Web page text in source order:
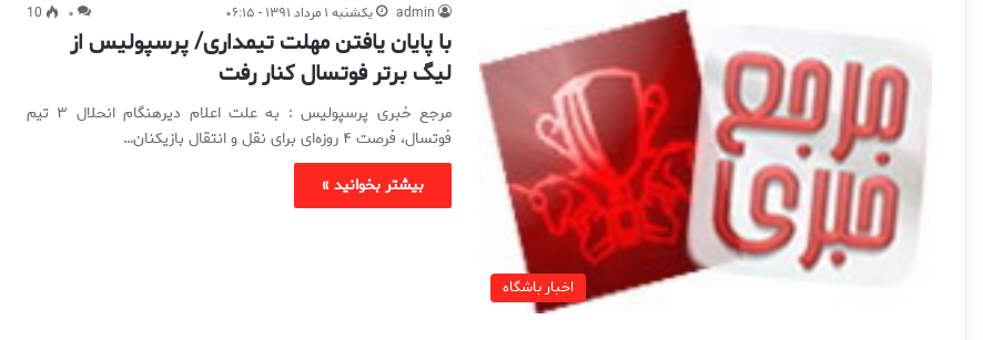
اخبار باشگاه
admin یکشنبه ۱ مرداد ۱۳۹۱ - ۰۶:۱۵ ۰ 10
با پایان یافتن مهلت تیمداری/ پرسپولیس از
لیگ برتر فوتسال کنار رفت
مرجع خبری پرسپولیس : به علت اعلام دیرهنگام انحلال ۳ تیم
فوتسال، فرصت ۴ روزه‌ای برای نقل و انتقال بازیکنان…
بیشتر بخوانید »